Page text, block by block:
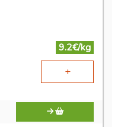
9.2€/kg
+